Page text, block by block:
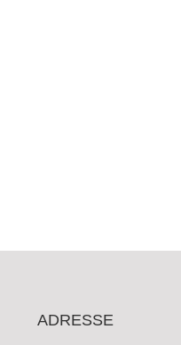
ADRESSE